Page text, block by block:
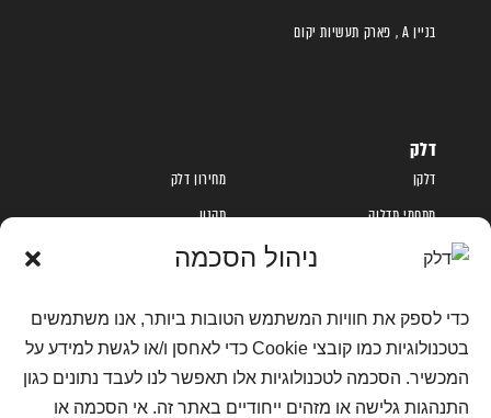
ניהול הסכמה
כדי לספק את חוויות המשתמש הטובות ביותר, אנו משתמשים
בטכנולוגיות כמו קובצי Cookie כדי לאחסן ו/או לגשת למידע על
המכשיר. הסכמה לטכנולוגיות אלו תאפשר לנו לעבד נתונים כגון
התנהגות גלישה או מזהים ייחודיים באתר זה. אי הסכמה או
בניין A , פארק תעשיות יקום
דלק
דלקן
מתחמי תדלוק
טעינה חשמלית
הקוד האתי
מחירון דלק
תקנון
תקנון הגרלה דצמבר 2025
נגישות בחברת דלק
מדיניות פרטיות